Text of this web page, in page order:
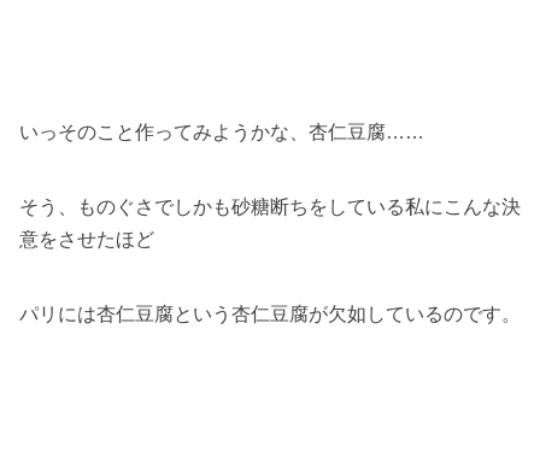
いっそのこと作ってみようかな、杏仁豆腐……
そう、ものぐさでしかも砂糖断ちをしている私にこんな決
意をさせたほど
パリには杏仁豆腐という杏仁豆腐が欠如しているのです。